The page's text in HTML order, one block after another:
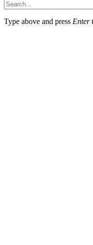
Type above and press Enter